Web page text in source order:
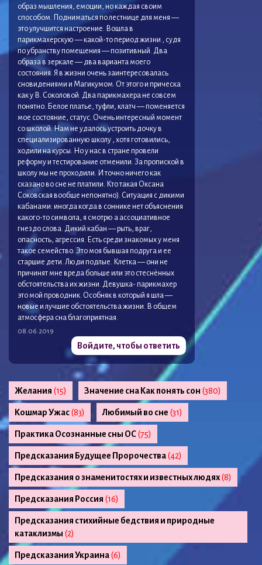
образ мышления, емоции, но каждая своим
способом. Подниматься по лестнице для меня —
это улучшится настроение. Вошла в
парикмахерскую — какой-то период жизни , судя
по убранству помещения — позитивный. Два
образа в зеркале — два варианта моего
состояния. Я в жизни очень заинтересовалась
сновидениями и Магикумом. От этого и прическа
как у В. Соколовой. Два парикмахера не совсем
понятно. Белое платье, туфли, клатч — поменяется
мое состояние, статус. Очень интересный момент
со школой. Нам не удалось устроить дочку в
специализированную школу , хотя готовились,
ходили на курсы. Но у нас в стране провели
реформу и тестирование отменили. За пропиской в
школу мы не проходили. И точно ничего как
сказано во сне не платили. Кто такая Оксана
Соковская вообще непонятно). Ситуация с дикими
кабанами: иногда когда в соннике нет объяснения
какого-то символа, я смотрю а ассоциативное
гнездо слова. Дикий кабан — рыть, враг,
опасность, агрессия. Есть среди знакомых у меня
такое семейство. Это моя бывшая подруга и ее
старшие дети. Люди подлые. Клетка — они не
причинят мне вреда больше или это стеснённых
обстоятельства их жизни. Девушка- парикмахер
это мой проводник. Особняк в который я шла —
новые и лучшие обстоятельства жизни. В общем
атмосфера сна благоприятная.
08.06.2019
Войдите, чтобы ответить
Желания (15) Значение сна Как понять сон (380)
Кошмар Ужас(83) Любимый во сне (31)
Практика Осознанные сны ОС(75)
Предсказания Будущее Пророчества(42)
Предсказания о знаменитостях и известных людях(8)
Предсказания Россия (16)
Предсказания стихийные бедствия и природные
катаклизмы (2)
Предсказания Украина(6)